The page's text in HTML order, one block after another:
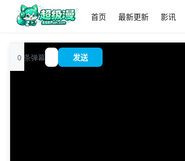
首页 最新更新 影讯
追
番
?
0 条弹幕 发送